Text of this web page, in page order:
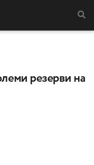
резерви на